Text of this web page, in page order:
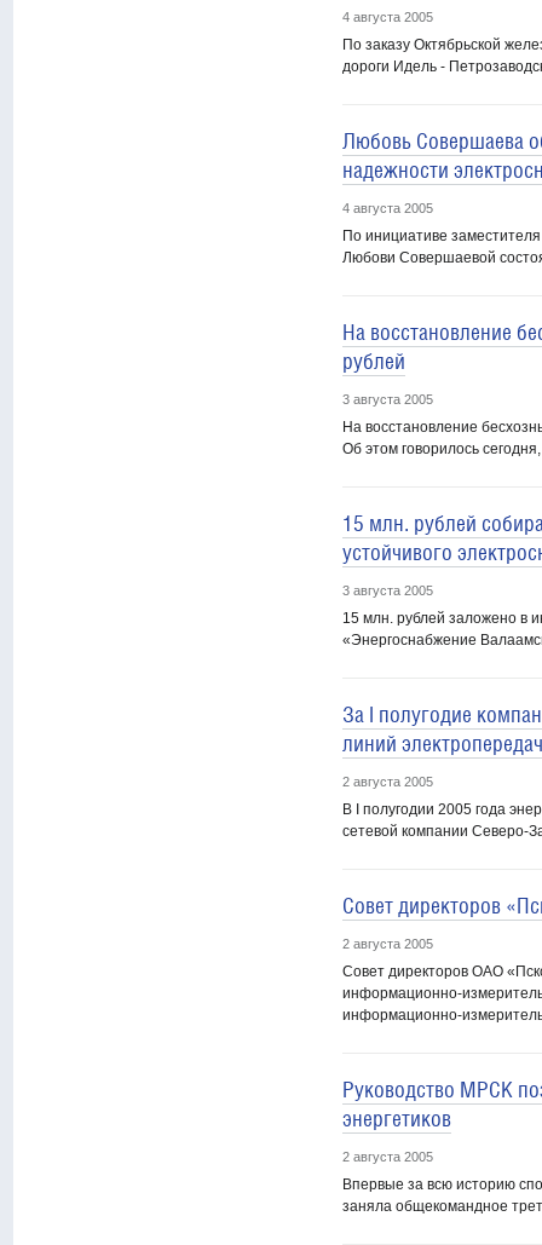
4 августа 2005
По заказу Октябрьской
дороги Идель -
Любовь Совершаева
надежности
4 августа 2005
По инициативе
Любови Совершаевой
На восстановление
рублей
3 августа 2005
На восстановление
Об этом говорилось сегодня,
15 млн. рублей
устойчивого
3 августа 2005
15 млн. рублей заложено в
«Энергоснабжение
За I полугодие
линий
2 августа 2005
В I полугодии 2005 года
сетевой компании Северо-
Совет директоров
2 августа 2005
Совет директоров ОАО
информационно-
информационно-
Руководство МРСК
энергетиков
2 августа 2005
Впервые за всю историю
заняла общекомандное